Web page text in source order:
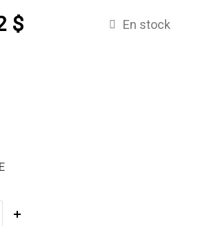
$
En stock